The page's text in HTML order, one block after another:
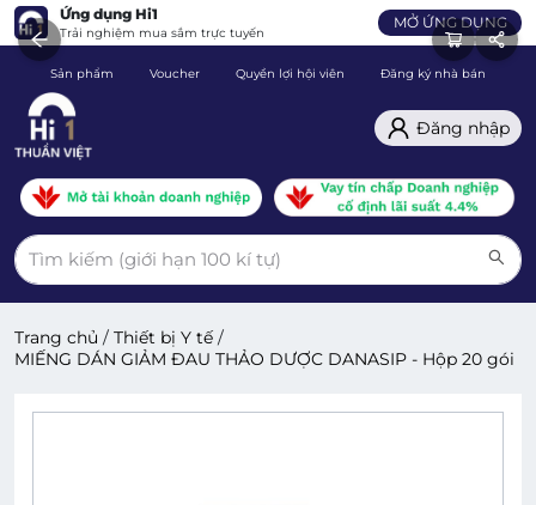
Ứng dụng Hi1
Trải nghiệm mua sắm trực tuyến
MỞ ỨNG DỤNG
Sản phẩm Voucher Quyền lợi hội viên Đăng ký nhà bán
Đăng nhập
Trang chủ / Thiết bị Y tế /
MIẾNG DÁN GIẢM ĐAU THẢO DƯỢC DANASIP - Hộp 20 gói